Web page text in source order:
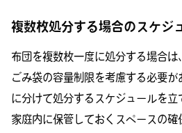
複数枚処分する場合のスケジ
布団を複数枚一度に処分する場合
ごみ袋の容量制限を考慮する必要が
に分けて処分するスケジュールを立
家庭内に保管しておくスペースの